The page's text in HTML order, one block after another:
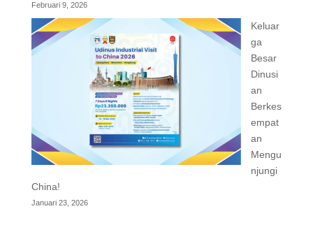
Februari 9, 2026
Keluar
ga
Besar
Dinusi
an
Berkes
empat
an
Mengu
njungi
China!
Januari 23, 2026